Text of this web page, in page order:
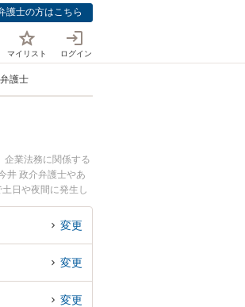
護士の方はこちら
マイリスト ログイン
護士
企業法務に関係する
井 政介弁護士やあ
日や夜間に発生し
締役解任対応を法律
変更
変更
変更